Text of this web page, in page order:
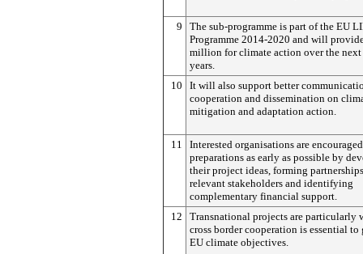
9
The sub-programme is part of the EU
Programme 2014-2020 and will
million for climate action over the next
years.
10
It will also support better
cooperation and dissemination on
mitigation and adaptation action.
11
Interested organisations are
preparations as early as possible by
their project ideas, forming
relevant stakeholders and identifying
complementary financial support.
12
Transnational projects are particularly
cross border cooperation is essential to
EU climate objectives.